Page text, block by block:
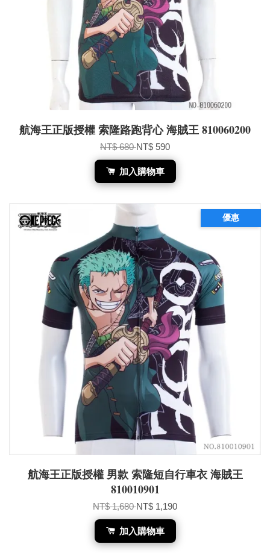
航海王正版授權 索隆路跑背心 海賊王 810060200
NT$ 680NT$ 590
加入購物車
優惠
航海王正版授權 男款 索隆短自行車衣 海賊王
810010901
NT$ 1,680NT$ 1,190
加入購物車